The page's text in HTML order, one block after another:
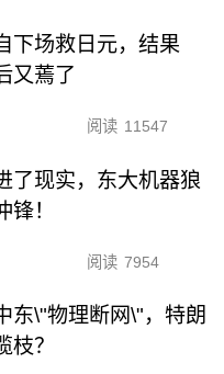
下场救日元，结果
又蔫了
阅读 11547
了现实，东大机器狼
锋！
阅读 7954
东\"物理断网\"，特朗
枝？